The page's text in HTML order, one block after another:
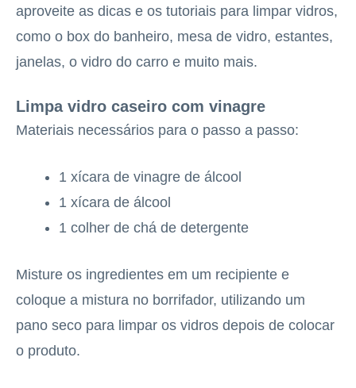
aproveite as dicas e os tutoriais para limpar vidros,
como o box do banheiro, mesa de vidro, estantes,
janelas, o vidro do carro e muito mais.
Limpa vidro caseiro com vinagre
Materiais necessários para o passo a passo:
1 xícara de vinagre de álcool
1 xícara de álcool
1 colher de chá de detergente
Misture os ingredientes em um recipiente e
coloque a mistura no borrifador, utilizando um
pano seco para limpar os vidros depois de colocar
o produto.